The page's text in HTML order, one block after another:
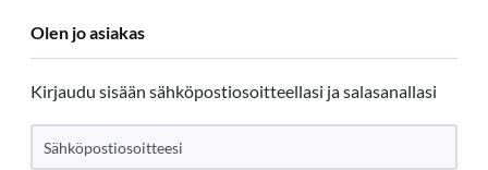
Olen jo asiakas
Kirjaudu sisään sähköpostiosoitteellasi ja salasanallasi